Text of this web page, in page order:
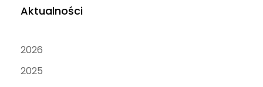
Aktualności
2026
2025